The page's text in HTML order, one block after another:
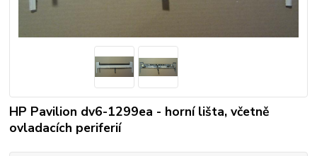
HP Pavilion dv6-1299ea - horní lišta, včetně
ovladacích periferií